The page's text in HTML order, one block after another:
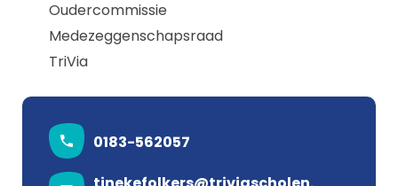
Oudercommissie
Medezeggenschapsraad
TriVia
0183-562057